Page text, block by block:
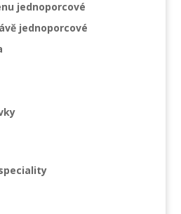
jednoporcové
jednoporcové